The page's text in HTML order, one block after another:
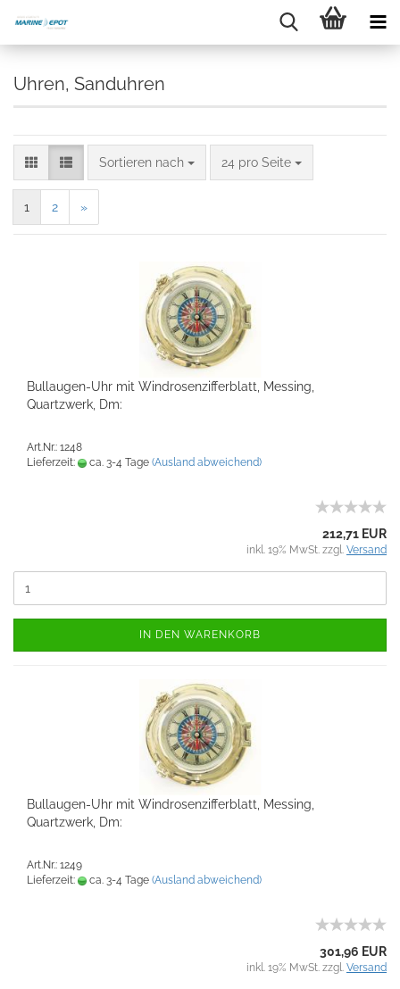
Uhren, Sanduhren
Sortieren nach 24 pro Seite
1 2 »
Bullaugen-Uhr mit Windrosenzifferblatt, Messing,
Quartzwerk, Dm:
Art.Nr.: 1248
Lieferzeit:
ca. 3-4 Tage (Ausland abweichend)
212,71 EUR
inkl. 19% MwSt. zzgl. Versand
IN DEN WARENKORB
Bullaugen-Uhr mit Windrosenzifferblatt, Messing,
Quartzwerk, Dm:
Art.Nr.: 1249
Lieferzeit:
ca. 3-4 Tage (Ausland abweichend)
301,96 EUR
inkl. 19% MwSt. zzgl. Versand